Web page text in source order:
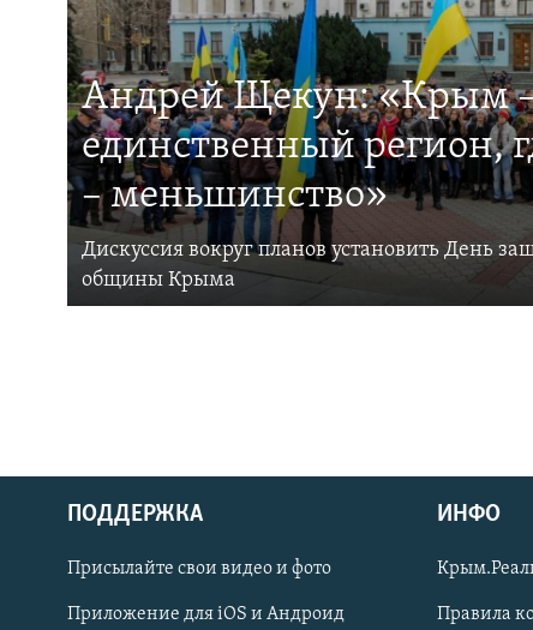
Українською
Qırımtatar
Андрей Щекун: «Крым
единственный регион,
– меньшинство»
Дискуссия вокруг планов установить День
общины Крыма
ПОДДЕРЖКА
Присылайте свои видео и фото
Приложение для iOS и Андроид
ИНФО
Правила